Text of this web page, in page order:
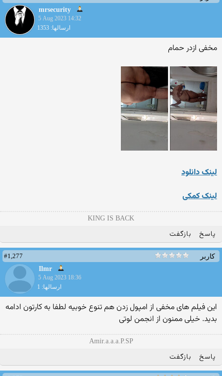
mrsecurity
5 Aug 2023 14:32
ارسالها: 1353
مخفی ازدر حمام
لینک دانلود
لینک کمکی
KING IS BACK
پاسخ بازگفت
کاربر
#1,277
Ilmr
5 Aug 2023 18:36
ارسالها: 1
این فیلم های مخفی از امپول زدن هم تنوع خوبیه لطفا به کارتون ادامه
بدید. خیلی ممنون از انجمن لوتی
Amir.a.a.a.P.SP
پاسخ بازگفت